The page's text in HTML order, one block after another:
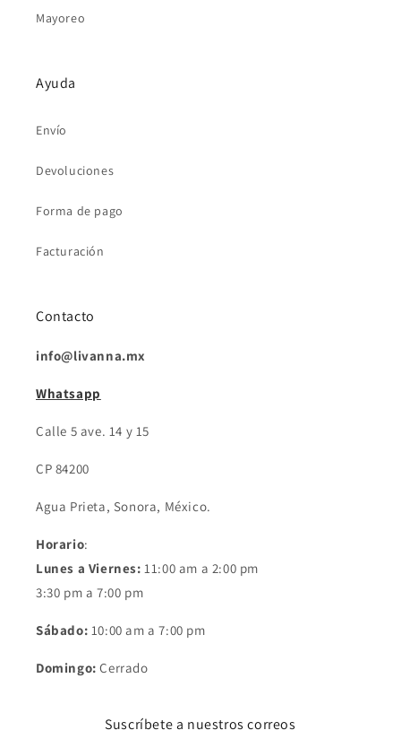
Mayoreo
Ayuda
Envío
Devoluciones
Forma de pago
Facturación
Contacto
info@livanna.mx
Whatsapp
Calle 5 ave. 14 y 15
CP 84200
Agua Prieta, Sonora, México.
Horario:
Lunes a Viernes: 11:00 am a 2:00 pm
3:30 pm a 7:00 pm
Sábado: 10:00 am a 7:00 pm
Domingo: Cerrado
Suscríbete a nuestros correos